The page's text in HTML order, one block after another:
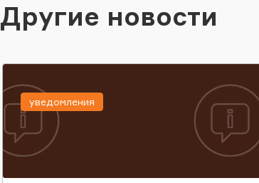
Другие новости
уведомления